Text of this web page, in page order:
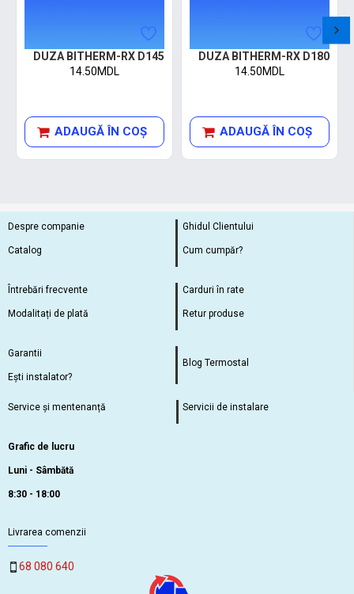
DUZA BITHERM-RX D145
14.50MDL
ADAUGĂ ÎN COŞ
DUZA BITHERM-RX D180
14.50MDL
ADAUGĂ ÎN COŞ
Despre companie
Catalog
Ghidul Clientului
Cum cumpăr?
Întrebări frecvente
Modalitați de plată
Carduri în rate
Retur produse
Garantii
Ești instalator?
Blog Termostal
Service și mentenanță Servicii de instalare
Grafic de lucru
Luni - Sâmbătă
8:30 - 18:00
Livrarea comenzii
68 080 640